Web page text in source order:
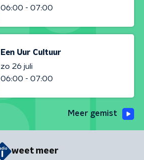
06:00 - 07:00
Een Uur Cultuur
zo 26 juli
06:00 - 07:00
Meer gemist
weet meer